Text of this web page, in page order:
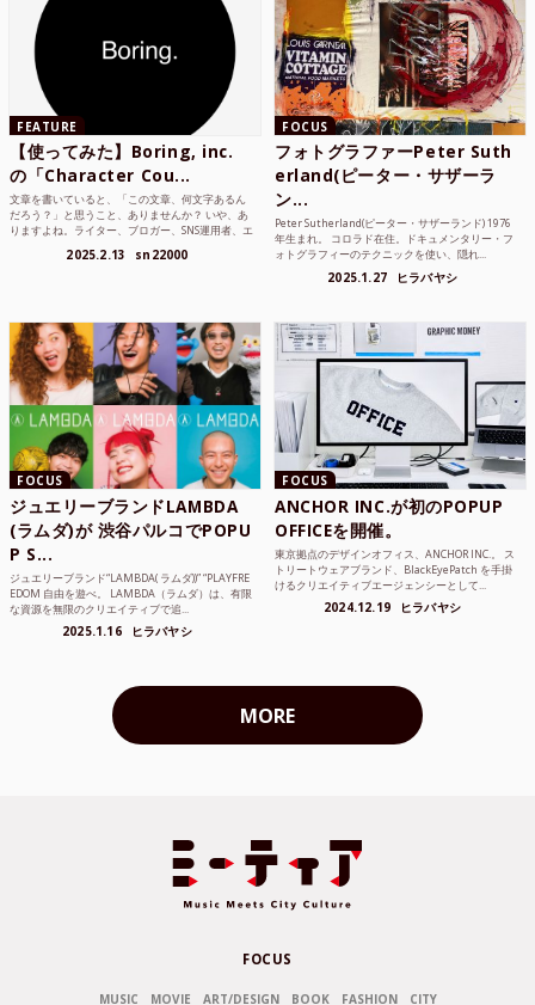
FEATURE
【使ってみた】Boring, inc.
の「Character Cou...
文章を書いていると、「この文章、何文字あるん
だろう？」と思うこと、ありませんか？ いや、あ
りますよね。ライター、ブロガー、SNS運用者、エ
2025.2.13 sn22000
FOCUS
フォトグラファーPeter Suth
erland(ピーター・サザーラ
ン...
Peter Sutherland(ピーター・サザーランド) 1976
年生まれ。 コロラド在住。ドキュメンタリー・フ
ォトグラフィーのテクニックを使い、隠れ...
2025.1.27 ヒラバヤシ
FOCUS
ジュエリーブランドLAMBDA
(ラムダ)が 渋谷パルコでPOPU
P S...
ジュエリーブランド“LAMBDA( ラムダ))” “PLAYFRE
EDOM 自由を遊べ。 LAMBDA（ラムダ）は、有限
な資源を無限のクリエイティブで追...
2025.1.16 ヒラバヤシ
FOCUS
ANCHOR INC.が初のPOPUP
OFFICEを開催。
東京拠点のデザインオフィス、ANCHOR INC.。 ス
トリートウェアブランド、BlackEyePatch を手掛
けるクリエイティブエージェンシーとして...
2024.12.19 ヒラバヤシ
MORE
FOCUS
MUSIC MOVIE ART/DESIGN BOOK FASHION CITY